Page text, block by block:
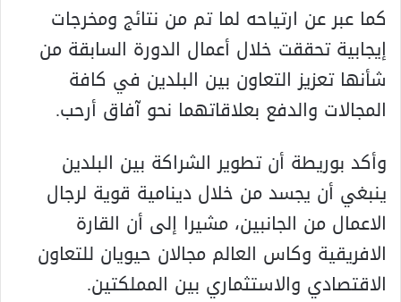
كما عبر عن ارتياحه لما تم من نتائج ومخرجات
إيجابية تحققت خلال أعمال الدورة السابقة من
شأنها تعزيز التعاون بين البلدين في كافة
المجالات والدفع بعلاقاتهما نحو آفاق أرحب.
وأكد بوريطة أن تطوير الشراكة بين البلدين
ينبغي أن يجسد من خلال دينامية قوية لرجال
الاعمال من الجانبين، مشيرا إلى أن القارة
الافريقية وكاس العالم مجالان حيويان للتعاون
الاقتصادي والاستثماري بين المملكتين.